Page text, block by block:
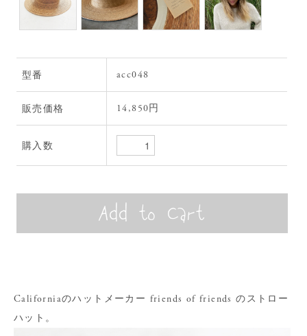
型番 acc048
販売価格 14,850円
購入数
Californiaのハットメーカー friends of friends のストロー
ハット。